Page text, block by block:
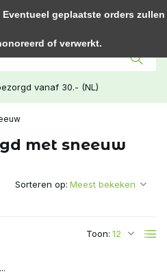
vanaf 30.- (NL)
met sneeuw
Toon:
Sorteren op:
geplaatste orders zullen
of verwerkt.